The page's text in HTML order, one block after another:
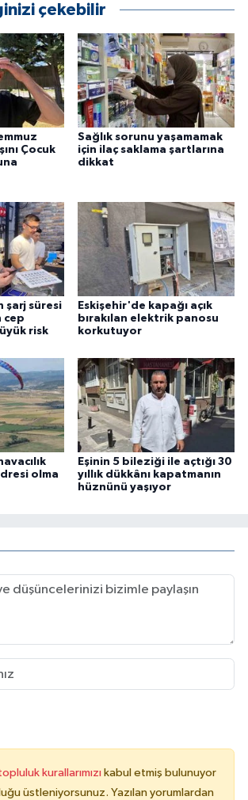
çekebilir
Çocuk
Sağlık sorunu yaşamamak
için ilaç saklama şartlarına
dikkat
şarj süresi
cep
risk
Eskişehir'de kapağı açık
bırakılan elektrik panosu
korkutuyor
olma
Eşinin 5 bileziği ile açtığı 30
yıllık dükkânı kapatmanın
hüznünü yaşıyor
kurallarımızı kabul etmiş bulunuyor
üstleniyorsunuz. Yazılan yorumlardan